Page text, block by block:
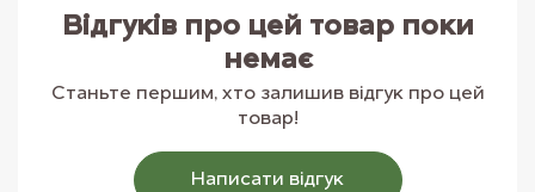
овочів, м'яса та бульйонів.
Відгуків про цей товар поки
немає
Станьте першим, хто залишив відгук про цей
товар!
Написати вiдгук